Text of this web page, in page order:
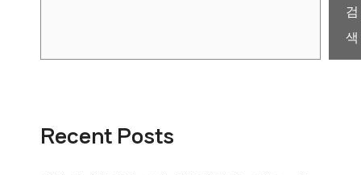
검
색
Recent Posts